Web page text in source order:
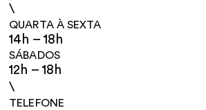
\
QUARTA À SEXTA
14h – 18h
SÁBADOS
12h – 18h
\
TELEFONE